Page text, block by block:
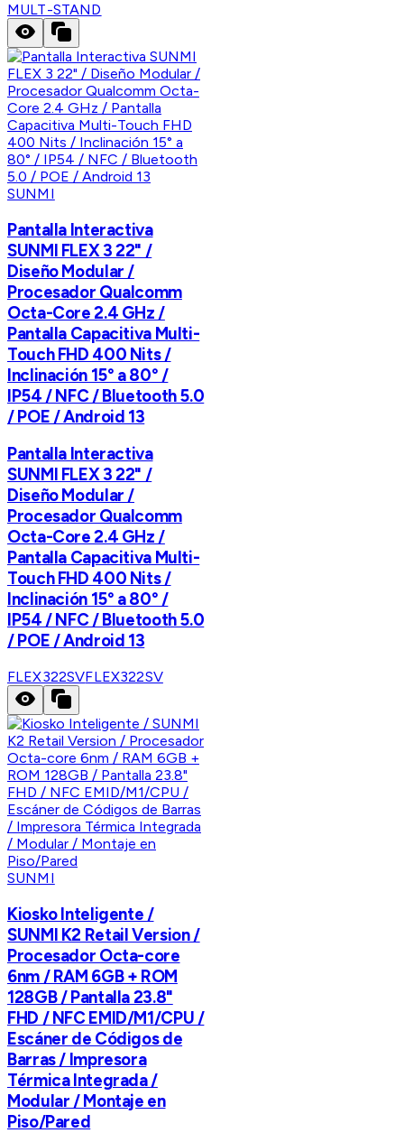
MULT-STAND
SUNMI
Pantalla Interactiva
SUNMI FLEX 3 22" /
Diseño Modular /
Procesador Qualcomm
Octa-Core 2.4 GHz /
Pantalla Capacitiva Multi-
Touch FHD 400 Nits /
Inclinación 15° a 80° /
IP54 / NFC / Bluetooth 5.0
/ POE / Android 13
Pantalla Interactiva
SUNMI FLEX 3 22" /
Diseño Modular /
Procesador Qualcomm
Octa-Core 2.4 GHz /
Pantalla Capacitiva Multi-
Touch FHD 400 Nits /
Inclinación 15° a 80° /
IP54 / NFC / Bluetooth 5.0
/ POE / Android 13
FLEX322SVFLEX322SV
SUNMI
Kiosko Inteligente /
SUNMI K2 Retail Version /
Procesador Octa-core
6nm / RAM 6GB + ROM
128GB / Pantalla 23.8"
FHD / NFC EMID/M1/CPU /
Escáner de Códigos de
Barras / Impresora
Térmica Integrada /
Modular / Montaje en
Piso/Pared